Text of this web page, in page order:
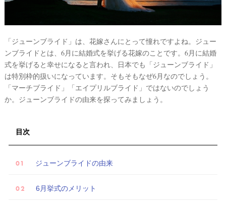
「ジューンブライド」は、花嫁さんにとって憧れですよね。ジュー
ンブライドとは、6月に結婚式を挙げる花嫁のことです。6月に結婚
式を挙げると幸せになると言われ、日本でも「ジューンブライド」
は特別枠的扱いになっています。そもそもなぜ6月なのでしょう。
「マーチブライド」「エイプリルブライド」ではないのでしょう
か。ジューンブライドの由来を探ってみましょう。
目次
ジューンブライドの由来
6月挙式のメリット